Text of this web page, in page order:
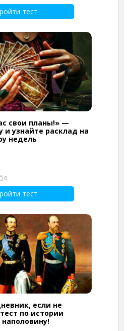
тест
свои планы!» —
и узнайте расклад на
недель
0
тест
если не
по истории